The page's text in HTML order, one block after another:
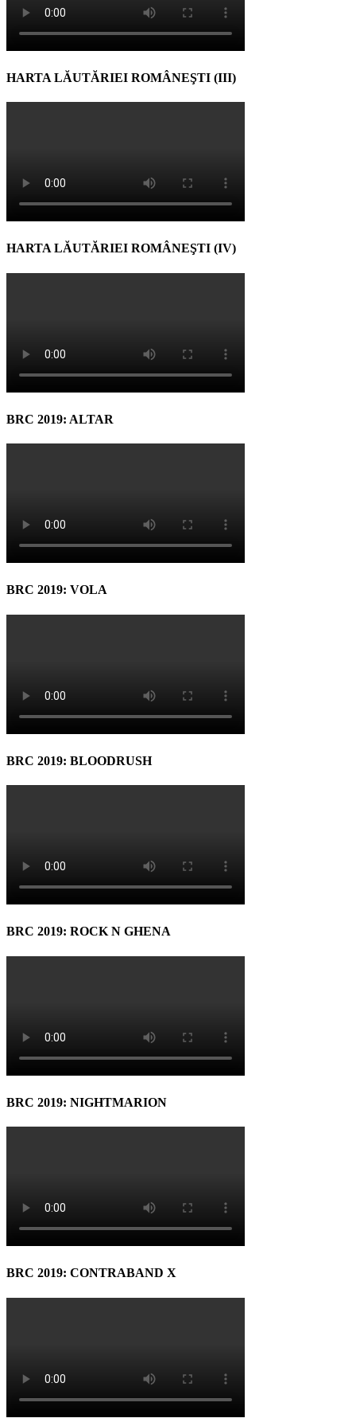
HARTA LĂUTĂRIEI ROMÂNEŞTI (III)
HARTA LĂUTĂRIEI ROMÂNEŞTI (IV)
BRC 2019: ALTAR
BRC 2019: VOLA
BRC 2019: BLOODRUSH
BRC 2019: ROCK N GHENA
BRC 2019: NIGHTMARION
BRC 2019: CONTRABAND X